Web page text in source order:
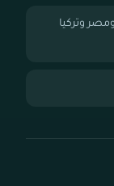
وتركيا